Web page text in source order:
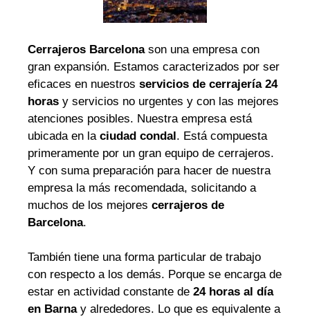
Cerrajeros Barcelonason una empresa con
gran expansión. Estamos caracterizados por ser
eficaces en nuestros servicios de cerrajería 24
horas y servicios no urgentes y con las mejores
atenciones posibles. Nuestra empresa está
ubicada en laciudad condal. Está compuesta
primeramente por un gran equipo de cerrajeros.
Y con suma preparación para hacer de nuestra
empresa la más recomendada, solicitando a
muchos de los mejores cerrajeros de
Barcelona.
También tiene una forma particular de trabajo
con respecto a los demás. Porque se encarga de
estar en actividad constante de 24 horas al día
en Barnay alrededores. Lo que es equivalente a